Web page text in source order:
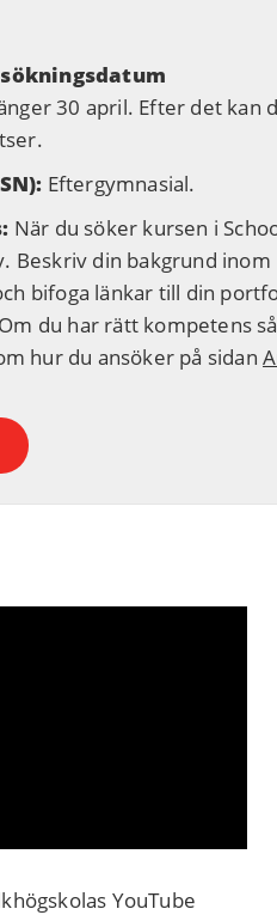
30 april. Efter det kan
Eftergymnasial.
När du söker kursen i
Beskriv din bakgrund inom
bifoga länkar till din
du har rätt kompetens
hur du ansöker på sidan
YouTube